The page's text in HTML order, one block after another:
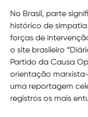
No Brasil, parte
histórico de simpatia
forças de
o site brasileiro
Partido da Causa
orientação
uma reportagem
registros os mais